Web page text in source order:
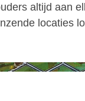
altijd aan
locaties